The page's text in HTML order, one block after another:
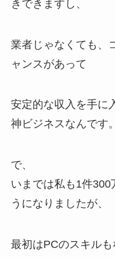
きできますし、
業者じゃなくても、
ャンスがあって
安定的な収入を手に
神ビジネスなんです。
で、
いまでは私も1件300
うになりましたが、
最初はPCのスキル